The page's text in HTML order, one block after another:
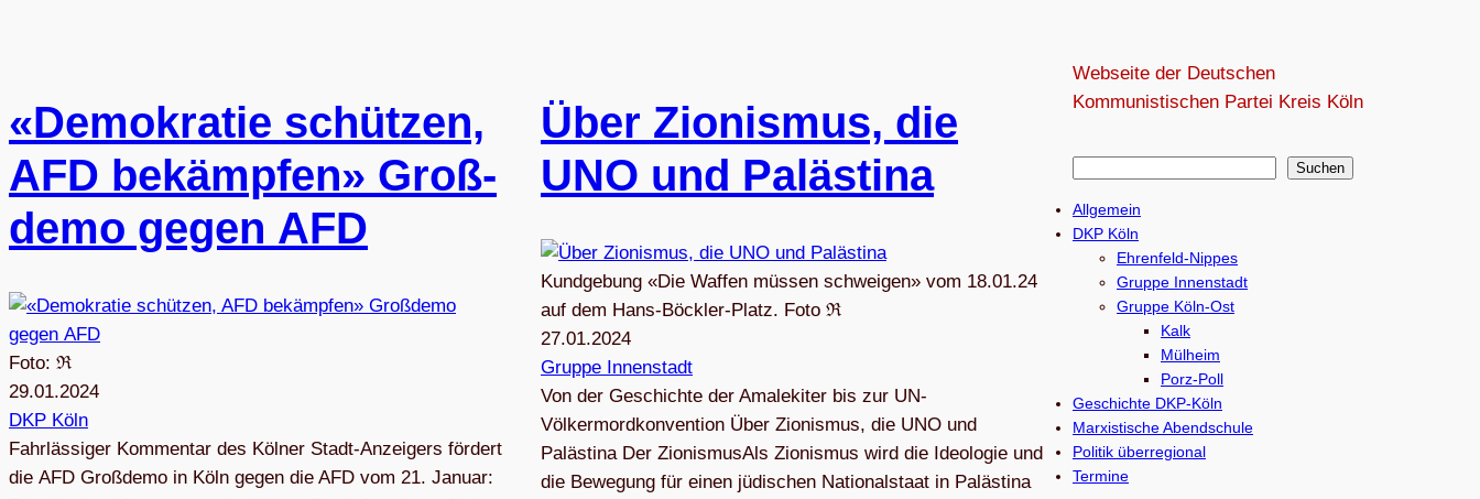
«Demo­kra­tie schüt­zen,
AFD bekämp­fen» Groß­
demo gegen AFD
Foto: ℜ
29.01.2024
DKP Köln
Fahr­läs­si­ger Kom­men­tar des Köl­ner Stadt-Anzei­gers för­dert
die AFD Groß­demo in Köln gegen die AFD vom 21. Januar:
Über Zio­nis­mus, die
UNO und Palästina
Kundgebung «Die Waffen müssen schweigen» vom 18.01.24
auf dem Hans-Böckler-Platz. Foto ℜ
27.01.2024
Gruppe Innenstadt
Von der Geschichte der Ama­le­ki­ter bis zur UN-
Völkermordkonvention Über Zio­nis­mus, die UNO und
Palästina Der Zio­nis­musAls Zio­nis­mus wird die Ideo­lo­gie und
die Bewe­gung für einen jüdi­schen Natio­nal­staat in Paläs­tina
Webseite der Deutschen
Kommunistischen Partei Kreis Köln
c
Suchen
Allgemein
DKP Köln
Ehrenfeld-Nippes
Gruppe Innenstadt
Gruppe Köln-Ost
Kalk
Mülheim
Porz-Poll
Geschichte DKP-Köln
Marxistische Abendschule
Politik überregional
Termine